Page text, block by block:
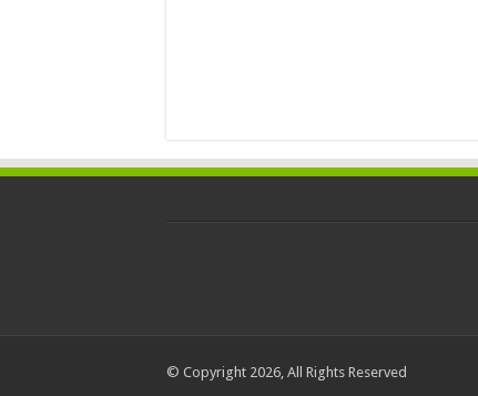
© Copyright 2026, All Rights Reserved